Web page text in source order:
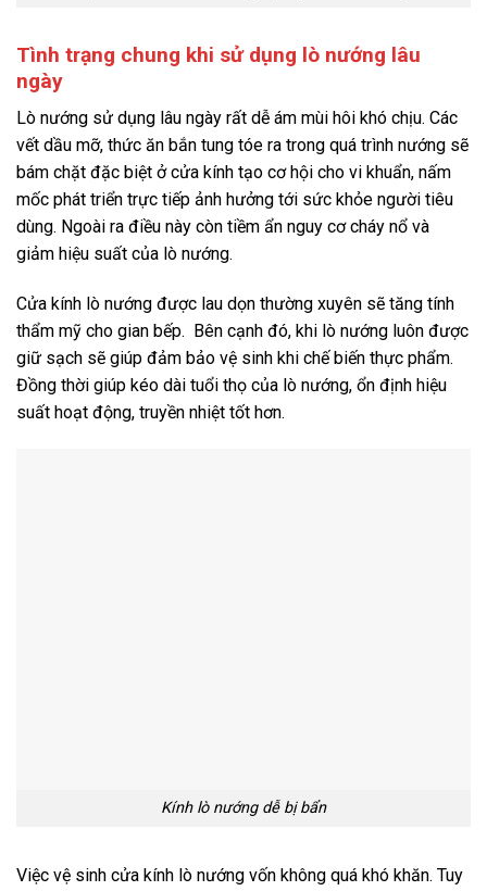
Tình trạng chung khi sử dụng lò nướng lâu
ngày
Lò nướng sử dụng lâu ngày rất dễ ám mùi hôi khó chịu. Các
vết dầu mỡ, thức ăn bắn tung tóe ra trong quá trình nướng sẽ
bám chặt đặc biệt ở cửa kính tạo cơ hội cho vi khuẩn, nấm
mốc phát triển trực tiếp ảnh hưởng tới sức khỏe người tiêu
dùng. Ngoài ra điều này còn tiềm ẩn nguy cơ cháy nổ và
giảm hiệu suất của lò nướng.
Cửa kính lò nướng được lau dọn thường xuyên sẽ tăng tính
thẩm mỹ cho gian bếp. Bên cạnh đó, khi lò nướng luôn được
giữ sạch sẽ giúp đảm bảo vệ sinh khi chế biến thực phẩm.
Đồng thời giúp kéo dài tuổi thọ của lò nướng, ổn định hiệu
suất hoạt động, truyền nhiệt tốt hơn.
Kính lò nướng dễ bị bẩn
Việc vệ sinh cửa kính lò nướng vốn không quá khó khăn. Tuy